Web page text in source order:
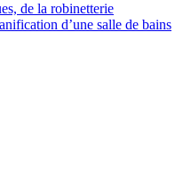
de la robinetterie
d’une salle de bains